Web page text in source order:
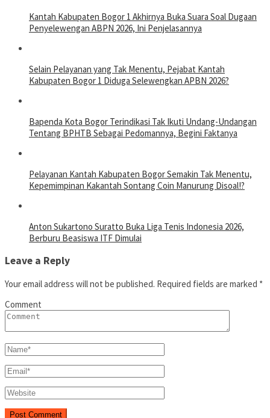
Kantah Kabupaten Bogor 1 Akhirnya Buka Suara Soal Dugaan
Penyelewengan ABPN 2026, Ini Penjelasannya
Selain Pelayanan yang Tak Menentu, Pejabat Kantah
Kabupaten Bogor 1 Diduga Selewengkan APBN 2026?
Bapenda Kota Bogor Terindikasi Tak Ikuti Undang-Undangan
Tentang BPHTB Sebagai Pedomannya, Begini Faktanya
Pelayanan Kantah Kabupaten Bogor Semakin Tak Menentu,
Kepemimpinan Kakantah Sontang Coin Manurung Disoal!?
Anton Sukartono Suratto Buka Liga Tenis Indonesia 2026,
Berburu Beasiswa ITF Dimulai
Leave a Reply
Your email address will not be published. Required fields are marked *
Comment